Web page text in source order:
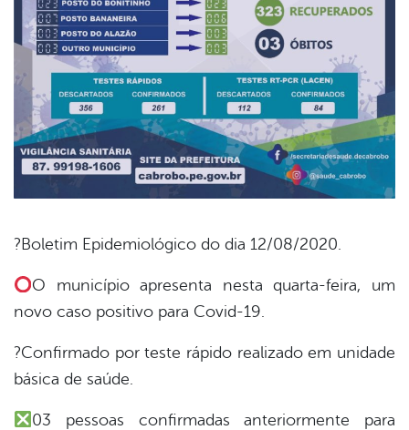
?Boletim Epidemiológico do dia 12/08/2020.
O município apresenta nesta quarta-feira, um
novo caso positivo para Covid-19.
?Confirmado por teste rápido realizado em unidade
básica de saúde.
03 pessoas confirmadas anteriormente para